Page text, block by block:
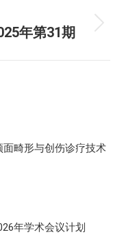
年第31期
面畸形与创伤诊疗技术
年学术会议计划